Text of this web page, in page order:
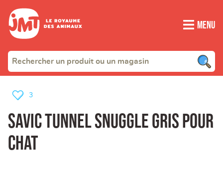
Menu
Savic Tunnel Snuggle gris pour
Chat
3